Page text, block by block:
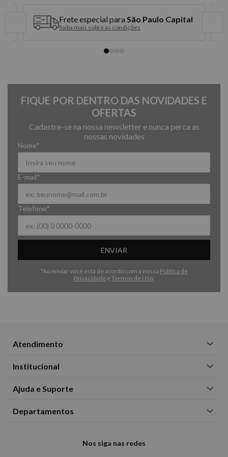
6x de R$ 114,98 sem juros
Frete especial para São Paulo Capital
Saiba mais sobre as condições
FIQUE POR DENTRO DAS NOVIDADES E
OFERTAS
Cadastre-se na nossa newsletter e nunca perca as
nossas novidades
*Ao enviar você está de acordo com a nossa Política de
Privacidade e Termos de Uso.
Nome*
E-mail*
Telefone*
ENVIAR
Atendimento
Institucional
Ajuda e Suporte
Departamentos
Nos siga nas redes